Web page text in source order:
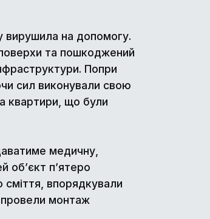
вирушила на допомогу.
поверхи та пошкоджений
Попри
сил виконували свою
квартири, що були
медичну,
об’єкт п’ятеро
сміття, впорядкували
провели монтаж